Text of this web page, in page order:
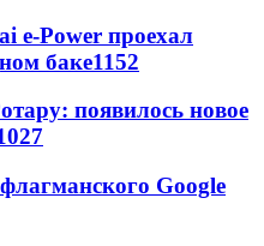
e-Power проехал
баке1152
появилось новое
Google